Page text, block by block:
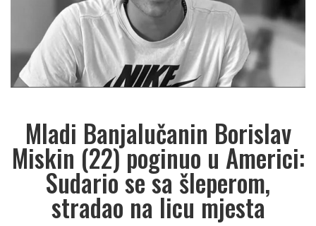
Mladi Banjalučanin Borislav
Miskin (22) poginuo u Americi:
Sudario se sa šleperom,
stradao na licu mjesta